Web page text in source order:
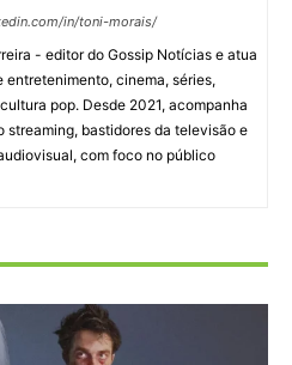
in/toni-morais/
- editor do Gossip Notícias e atua
entretenimento, cinema, séries,
pop. Desde 2021, acompanha
streaming, bastidores da televisão e
com foco no público